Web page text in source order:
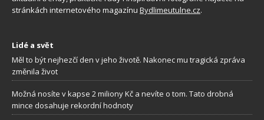
stránkách internetového magazínu Bydlimeutulne.cz.
Lidé a svět
Měl to být nejhezčí den v jeho životě. Nakonec mu tragická zpráva
změnila život
Možná nosíte v kapse 2 miliony Kč a nevíte o tom. Tato drobná
mince dosahuje rekordní hodnoty